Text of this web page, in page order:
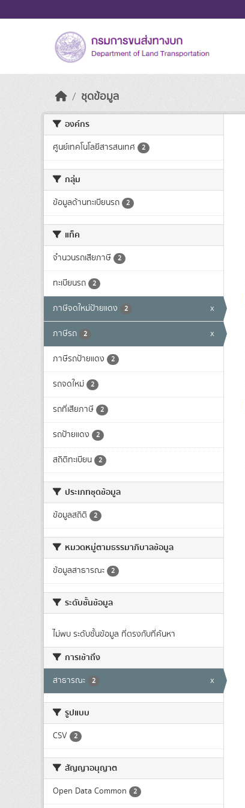
ชุดข้อมูล
องค์กร
ศูนย์เทคโนโลยีสารสนเทศ 2
กลุ่ม
ข้อมูลด้านทะเบียนรถ 2
แท็ค
จำนวนรถเสียภาษี 2
ทะเบียนรถ 2
ภาษีจดใหม่ป้ายแดง 2 x
ภาษีรถ 2 x
ภาษีรถป้ายแดง 2
รถจดใหม่ 2
รถที่เสียภาษี 2
รถป้ายแดง 2
สถิติทะเบียน 2
ประเภทชุดข้อมูล
ข้อมูลสถิติ 2
หมวดหมู่ตามธรรมาภิบาลข้อมูล
ข้อมูลสาธารณะ 2
ระดับชั้นข้อมูล
ไม่พบ ระดับชั้นข้อมูล ที่ตรงกับที่ค้นหา
การเข้าถึง
สาธารณะ 2 x
รูปแบบ
CSV 2
สัญญาอนุญาต
Open Data Common 2